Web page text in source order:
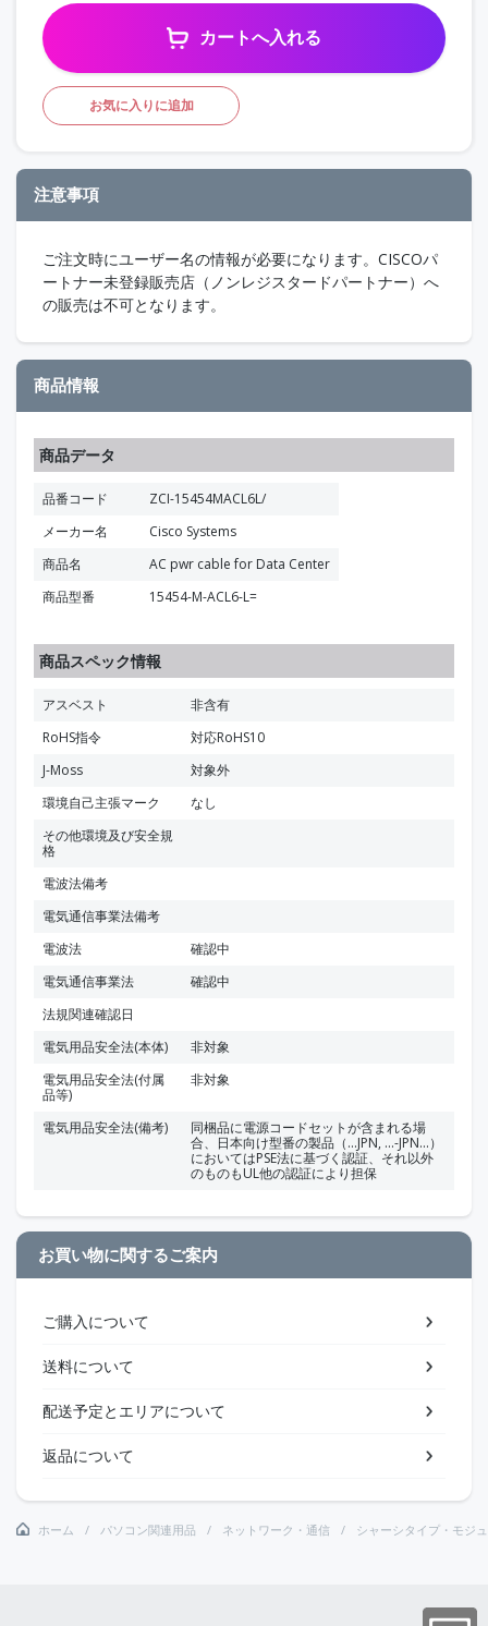
カートへ入れる
お気に入りに追加
注意事項
ご注文時にユーザー名の情報が必要になります。CISCOパ
ートナー未登録販売店（ノンレジスタードパートナー）へ
の販売は不可となります。
商品情報
商品データ
品番コード
ZCI-15454MACL6L/
メーカー名
Cisco Systems
商品名
AC pwr cable for Data Center
商品型番
15454-M-ACL6-L=
商品スペック情報
アスベスト
非含有
RoHS指令
対応RoHS10
J-Moss
対象外
環境自己主張マーク
なし
その他環境及び安全規
格
電波法備考
電気通信事業法備考
電波法
確認中
電気通信事業法
確認中
法規関連確認日
電気用品安全法(本体)
非対象
電気用品安全法(付属
品等)
非対象
電気用品安全法(備考)
同梱品に電源コードセットが含まれる場
合、日本向け型番の製品（...JPN, ...-JPN...）
においてはPSE法に基づく認証、それ以外
のものもUL他の認証により担保
お買い物に関するご案内
ご購入について
送料について
配送予定とエリアについて
返品について
ホーム パソコン関連用品 ネットワーク・通信 シャーシタイプ・モジ